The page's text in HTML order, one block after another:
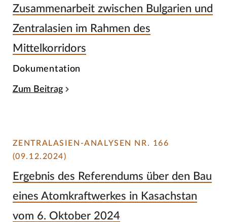
Zusammenarbeit zwischen Bulgarien und
Zentralasien im Rahmen des
Mittelkorridors
Dokumentation
Zum Beitrag
ZENTRALASIEN-ANALYSEN NR. 166
(09.12.2024)
Ergebnis des Referendums über den Bau
eines Atomkraftwerkes in Kasachstan
vom 6. Oktober 2024